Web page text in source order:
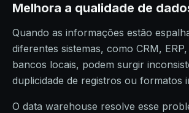
Melhora a qualidade de
Quando as informações estão
diferentes sistemas, como CRM,
bancos locais, podem surgir
duplicidade de registros ou formatos
O data warehouse resolve esse